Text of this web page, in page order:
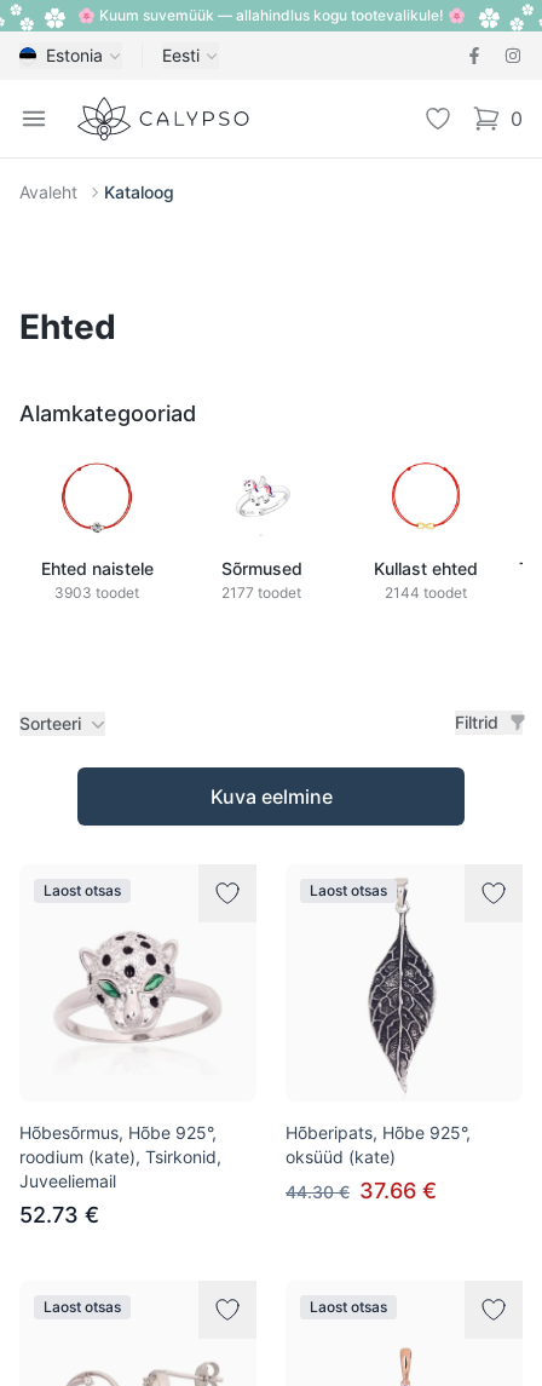
🌸 Kuum suvemüük — allahindlus kogu tootevalikule! 🌸
Estonia Eesti
Open menu
Calypso Lemmik 0
items
Avaleht Kataloog
Ehted
Alamkategooriad
Ehted naistele
3903 toodet
Sõrmused
2177 toodet
Kullast ehted
2144 toodet
Sorteeri Filtrid
Tooted
Kuva eelmine
Laost otsas
Hõbesõrmus, Hõbe 925°,
roodium (kate), Tsirkonid,
Juveeliemail
52.73 €
Laost otsas
Hõberipats, Hõbe 925°,
oksüüd (kate)
44.30 € 37.66 €
Laost otsas Laost otsas